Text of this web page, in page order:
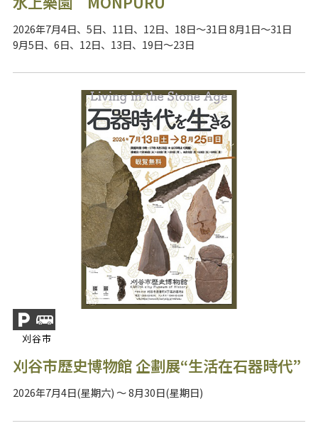
2026年7月4日、5日、11日、12日、18日～31日 8月1日～31日
9月5日、6日、12日、13日、19日～23日
刈谷市
刈谷市歷史博物館 企劃展“生活在石器時代”
2026年7月4日(星期六) ～ 8月30日(星期日)